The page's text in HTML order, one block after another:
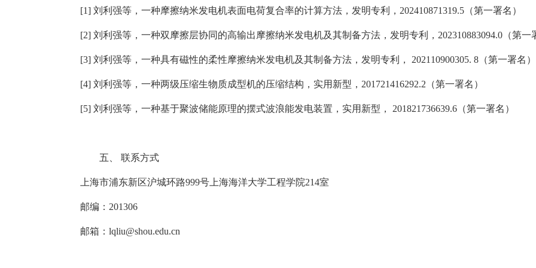
[1] 刘利强等，一种摩擦纳米发电机表面电荷复合率的计算方法，发明专利， 202410871319.5 （第一署名）
[2] 刘利强等，一种双摩擦层协同的高输出摩擦纳米发电机及其制备方法，发明专利， 202310883094.0 （第一
[3] 刘利强等，一种具有磁性的柔性摩擦纳米发电机及其制备方法，发明专利， 202110900305. 8 （第一署名）
[4] 刘利强等，一种两级压缩生物质成型机的压缩结构，实用新型， 201721416292.2 （第一署名）
[5] 刘利强等，一种基于聚波储能原理的摆式波浪能发电装置，实用新型， 201821736639.6 （第一署名）
五、 联系方式
上海市浦东新区沪城环路999号上海海洋大学工程学院214室
邮编： 201306
邮箱： lqliu@shou.edu.cn